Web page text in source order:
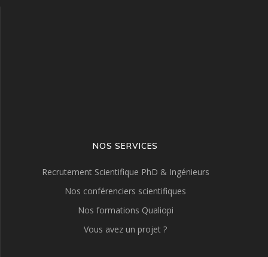
NOS SERVICES
Recrutement Scientifique PhD & Ingénieurs
Nos conférenciers scientifiques
Nos formations Qualiopi
Vous avez un projet ?